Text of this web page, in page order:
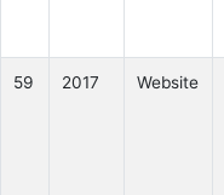
59 2017 Website